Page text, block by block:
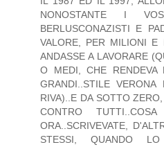
NONOSTANTE I
BERLUSCONAZISTI E
VALORE, PER MILIONI E
ANDASSE A LAVORARE
O MEDI, CHE RENDEVA
GRANDI..STILE
RIVA)..E DA SOTTO
CONTRO
ORA..SCRIVEVATE,
STESSI, QUANDO